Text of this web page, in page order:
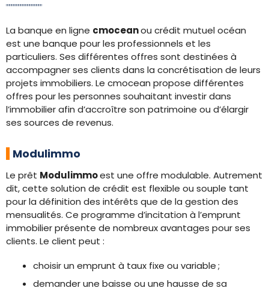
La banque en ligne cmoceanou crédit mutuel océan
est une banque pour les professionnels et les
particuliers. Ses différentes offres sont destinées à
accompagner ses clients dans la concrétisation de leurs
projets immobiliers. Le cmocean propose différentes
offres pour les personnes souhaitant investir dans
l’immobilier afin d’accroître son patrimoine ou d’élargir
ses sources de revenus.
Modulimmo
Le prêt Modulimmoest une offre modulable. Autrement
dit, cette solution de crédit est flexible ou souple tant
pour la définition des intérêts que de la gestion des
mensualités. Ce programme d’incitation à l’emprunt
immobilier présente de nombreux avantages pour ses
clients. Le client peut :
choisir un emprunt à taux fixe ou variable ;
demander une baisse ou une hausse de sa